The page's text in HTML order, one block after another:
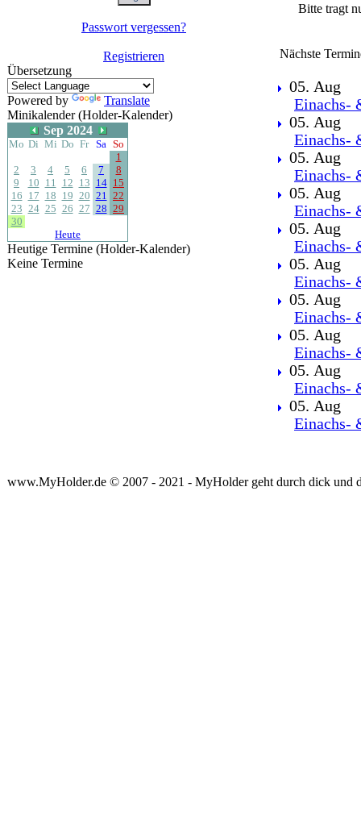
Passwort vergessen?
Registrieren
Übersetzung
Powered by
Translate
Minikalender (Holder-Kalender)
Sep 2024
Mo Di Mi Do Fr Sa So
1
2
3 4 5 6 7
8
9
10 11 12 13 14 15
16 17 18 19 20 21 22
23 24 25 26 27 28 29
30
Heute
Heutige Termine (Holder-Kalender)
Keine Termine
Bitte tragt
Nächste
05. Aug
Einachs-
05. Aug
Einachs-
05. Aug
Einachs-
05. Aug
Einachs-
05. Aug
Einachs-
05. Aug
Einachs-
05. Aug
Einachs-
05. Aug
Einachs-
05. Aug
Einachs-
05. Aug
Einachs-
www.MyHolder.de © 2007 - 2021 - MyHolder geht durch dick und